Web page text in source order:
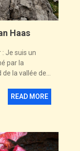
Haas
Je suis un
par la
la vallée de...
READ MORE